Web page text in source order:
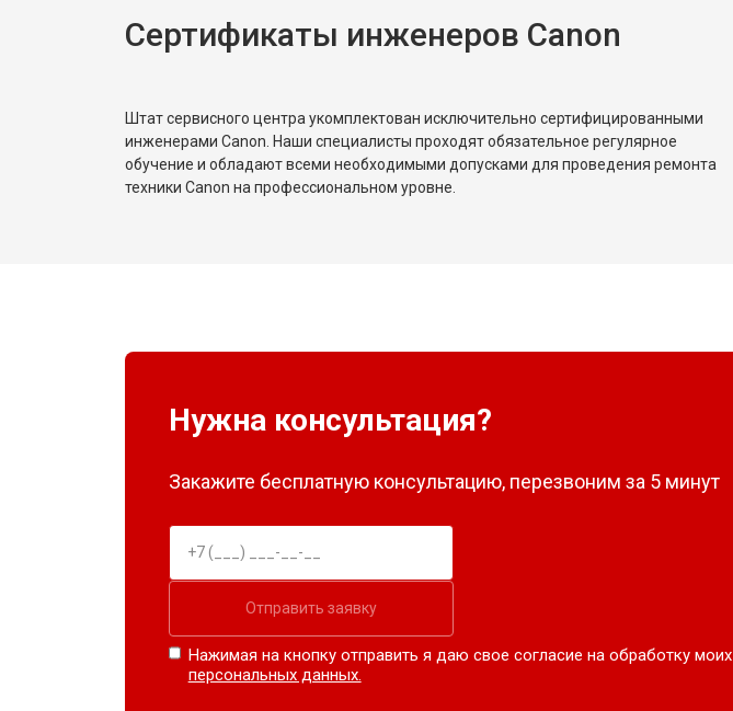
Сертификаты инженеров Canon
Штат сервисного центра укомплектован исключительно сертифицированными
инженерами Canon. Наши специалисты проходят обязательное регулярное
обучение и обладают всеми необходимыми допусками для проведения ремонта
техники Canon на профессиональном уровне.
Нужна консультация?
Закажите бесплатную консультацию, перезвоним за 5 минут
Отправить заявку
Нажимая на кнопку отправить я даю свое согласие на обработку моих
персональных данных.